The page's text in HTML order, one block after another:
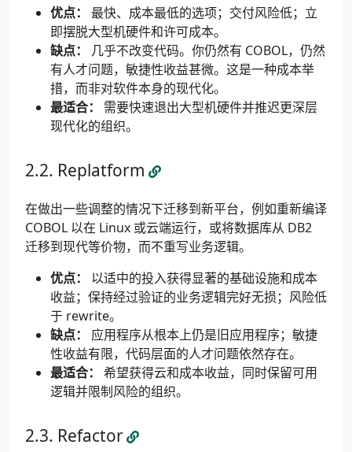
优点：
最快、成本最低的选项；交付风险低；立
即摆脱大型机硬件和许可成本。
缺点：
几乎不改变代码。你仍然有 COBOL，仍然
有人才问题，敏捷性收益甚微。这是一种成本举
措，而非对软件本身的现代化。
最适合：
需要快速退出大型机硬件并推迟更深层
现代化的组织。
Replatform
在做出一些调整的情况下迁移到新平台，例如重新编译
COBOL 以在 Linux 或云端运行，或将数据库从 DB2
迁移到现代等价物，而不重写业务逻辑。
优点：
以适中的投入获得显著的基础设施和成本
收益；保持经过验证的业务逻辑完好无损；风险低
于 rewrite。
缺点：
应用程序从根本上仍是旧应用程序；敏捷
性收益有限，代码层面的人才问题依然存在。
最适合：
希望获得云和成本收益，同时保留可用
逻辑并限制风险的组织。
Refactor